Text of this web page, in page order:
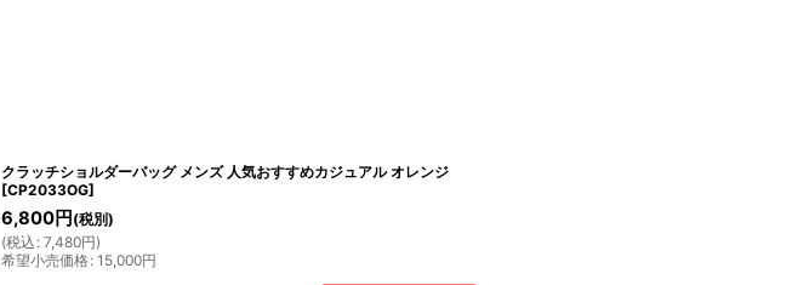
クラッチショルダーバッグ メンズ 人気おすすめカジュアル オレンジ
[CP2033OG]
6,800円 (税別)
(税込 : 7,480円)
希望小売価格: 15,000円